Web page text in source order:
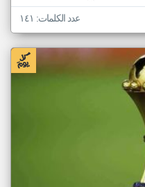
عدد الكلمات: ١٤١